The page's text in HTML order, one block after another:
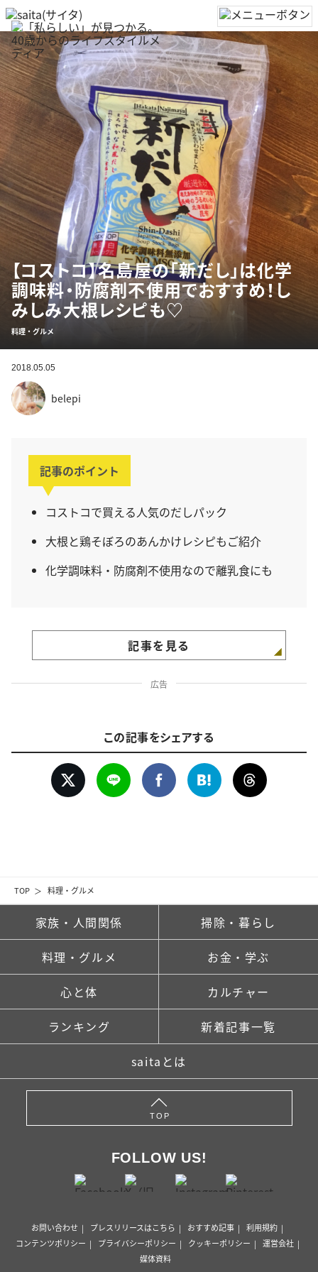
TOP 料理・グルメ
【コストコ】名島屋の「新だし」は化学
調味料・防腐剤不使用でおすすめ！し
みしみ大根レシピも♡
料理・グルメ
2018.05.05
belepi
記事のポイント
コストコで買える人気のだしパック
大根と鶏そぼろのあんかけレシピもご紹介
化学調味料・防腐剤不使用なので離乳食にも
記事を見る
広告
この記事をシェアする
家族・人間関係 掃除・暮らし
料理・グルメ お金・学ぶ
心と体 カルチャー
ランキング 新着記事一覧
saitaとは
TOP
FOLLOW US!
お問い合わせ プレスリリースはこちら おすすめ記事
利用規約
コンテンツポリシー
プライバシーポリシー クッキーポリシー
運営会社
媒体資料